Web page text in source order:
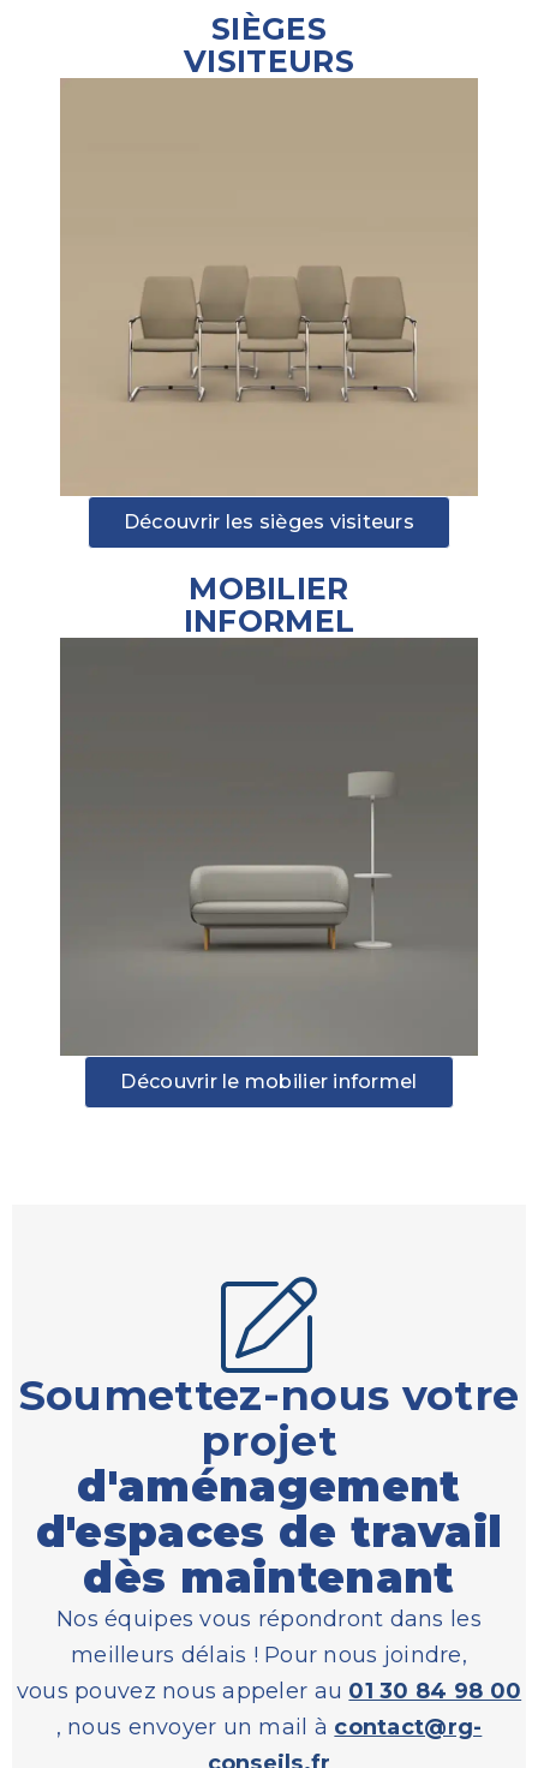
SIÈGES
VISITEURS
Découvrir les sièges visiteurs
MOBILIER
INFORMEL
Découvrir le mobilier informel
Soumettez-nous votre
projet
d'aménagement
d'espaces de travail
dès maintenant
Nos équipes vous répondront dans les
meilleurs délais ! Pour nous joindre,
vous pouvez nous appeler au 01 30 84 98 00
, nous envoyer un mail à contact@rg-